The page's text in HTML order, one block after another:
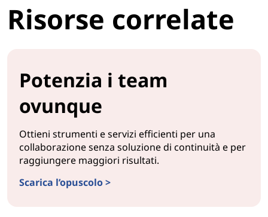
Risorse correlate
Potenzia i team
ovunque
Ottieni strumenti e servizi efficienti per una
collaborazione senza soluzione di continuità e per
raggiungere maggiori risultati.
Scarica l’opuscolo >